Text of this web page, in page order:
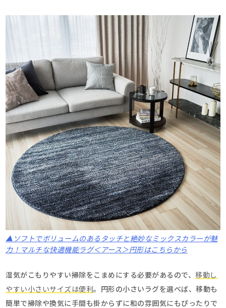
▲ソフトでボリュームのあるタッチと絶妙なミックスカラーが魅
力！マルチな快適機能ラグ＜アース＞円形はこちらから
湿気がこもりやすい掃除をこまめにする必要があるので、移動し
やすい小さいサイズは便利。円形の小さいラグを選べば、移動も
簡単で掃除や換気に手間も掛からずに和の雰囲気にもぴったりで